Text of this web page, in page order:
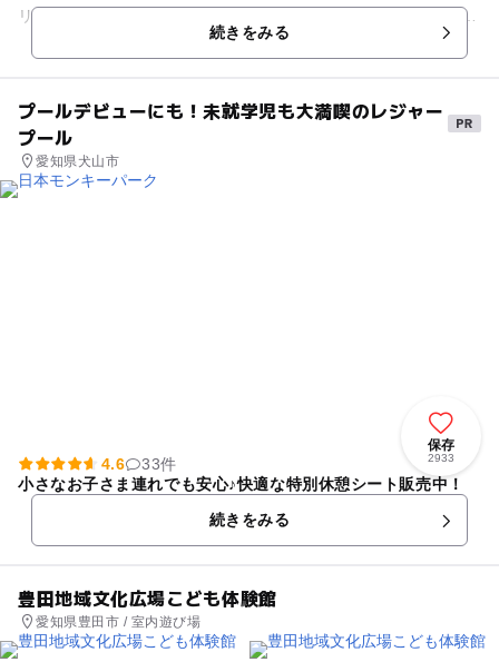
リーンゲームで楽しめるボールプール」 ・安心の「砂場コーナ
続きをみる
プールデビューにも！未就学児も大満喫のレジャー
プール
愛知県犬山市
保存
2933
4.6
33件
小さなお子さま連れでも安心♪快適な特別休憩シート販売中！
続きをみる
豊田地域文化広場こども体験館
愛知県豊田市 / 室内遊び場